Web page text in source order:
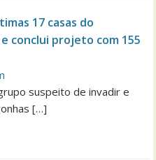
17 casas do
conclui projeto com 155
suspeito de invadir e
[…]